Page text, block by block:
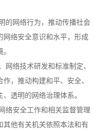
网络行为，推动传播社会
网络安全意识和水平，形成
络技术研发和标准制定、
，推动构建和平、安全、
透明的网络治理体系。
安全工作和相关监督管理
其他有关机关依照本法和有